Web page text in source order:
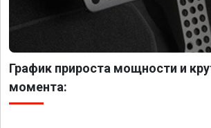
График прироста мощности и
момента: